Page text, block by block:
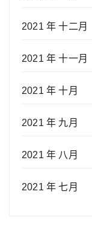
2021 年 十二月
2021 年 十一月
2021 年 十月
2021 年 九月
2021 年 八月
2021 年 七月